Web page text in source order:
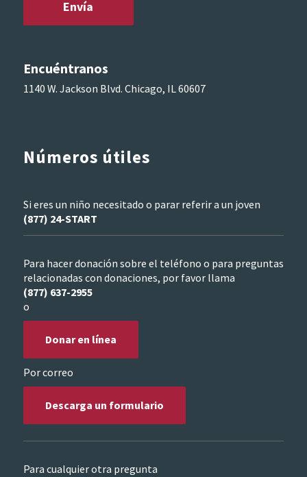
Encuéntranos
1140 W. Jackson Blvd. Chicago, IL 60607
Números útiles
Si eres un niño necesitado o parar referir a un joven
(877) 24-START
Para hacer donación sobre el teléfono o para preguntas
relacionadas con donaciones, por favor llama
(877) 637-2955
o
Donar en línea
Por correo
Descarga un formulario
Para cualquier otra pregunta